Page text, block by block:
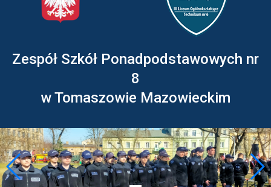
Zespół Szkół Ponadpodstawowych nr
8
w Tomaszowie Mazowieckim